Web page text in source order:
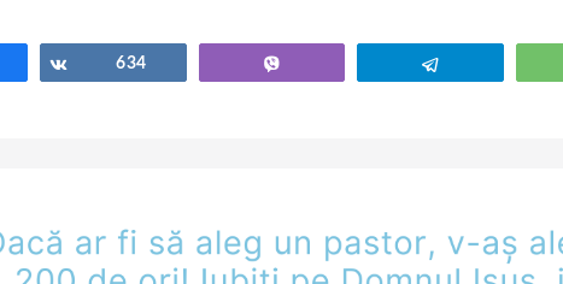
Share634